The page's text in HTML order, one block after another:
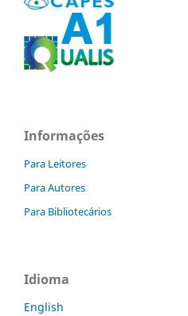
Informações
Para Leitores
Para Autores
Para Bibliotecários
Idioma
English